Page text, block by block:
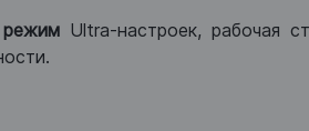
режим Ultra-настроек, рабочая